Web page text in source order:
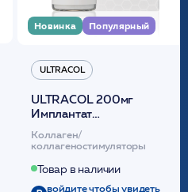
Новинка Популярный
ULTRACOL
ULTRACOL 200мг
Имплантат
внутридермальный,
стерильный на основе
полидиоксанона
/ULTRACOL
Коллаген/
коллагеностимуляторы
Товар в наличии
войдите чтобы увидеть